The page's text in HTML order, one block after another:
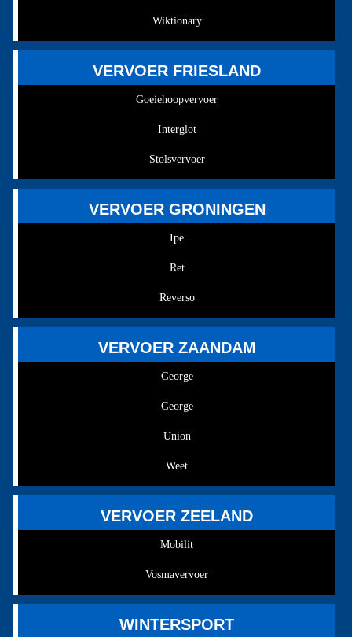
Wiktionary
VERVOER FRIESLAND
Goeiehoopvervoer
Interglot
Stolsvervoer
VERVOER GRONINGEN
Ipe
Ret
Reverso
VERVOER ZAANDAM
George
George
Union
Weet
VERVOER ZEELAND
Mobilit
Vosmavervoer
WINTERSPORT